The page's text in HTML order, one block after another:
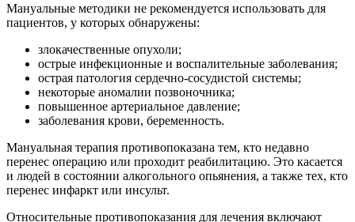
Мануальные методики не рекомендуется использовать для
пациентов, у которых обнаружены:
злокачественные опухоли;
острые инфекционные и воспалительные заболевания;
острая патология сердечно-сосудистой системы;
некоторые аномалии позвоночника;
повышенное артериальное давление;
заболевания крови, беременность.
Мануальная терапия противопоказана тем, кто недавно
перенес операцию или проходит реабилитацию. Это касается
и людей в состоянии алкогольного опьянения, а также тех, кто
перенес инфаркт или инсульт.
Относительные противопоказания для лечения включают